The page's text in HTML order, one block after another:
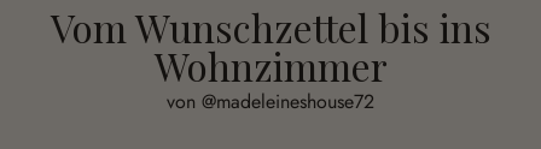
Vom Wunschzettel bis ins
Wohnzimmer
von @madeleineshouse72